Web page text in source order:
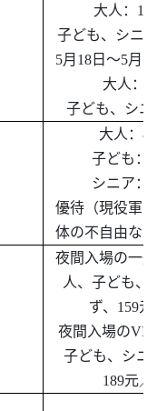
大人：
子ども、シニ
5月18日～5月
大人：
子ども、シニ
大人：
子ども：
シニア：
優待（現役軍
体の不自由な
夜間入場の一
人、子ども、
ず、 159
夜間入場のVIP
子ども、シニ
189元